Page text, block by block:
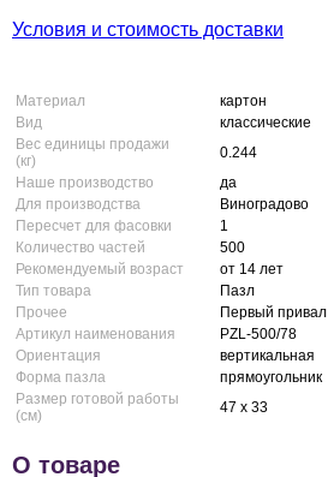
Условия и стоимость доставки
Материал
картон
Вид
классические
Вес единицы продажи
(кг)
0.244
Наше производство
да
Для производства
Виноградово
Пересчет для фасовки
1
Количество частей
500
Рекомендуемый возраст
от 14 лет
Тип товара
Пазл
Прочее
Первый привал
Артикул наименования
PZL-500/78
Ориентация
вертикальная
Форма пазла
прямоугольник
Размер готовой работы
(см)
47 x 33
О товаре